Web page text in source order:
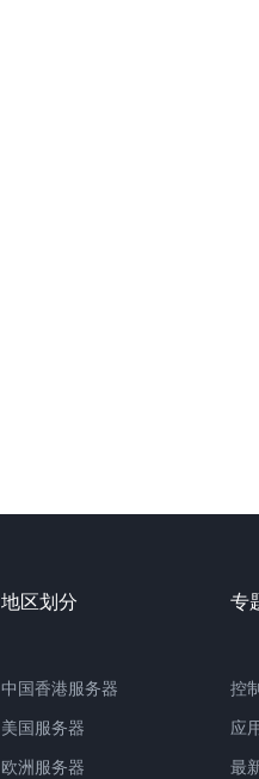
地区划分
中国香港服务器
美国服务器
欧洲服务器
专
控
应
最